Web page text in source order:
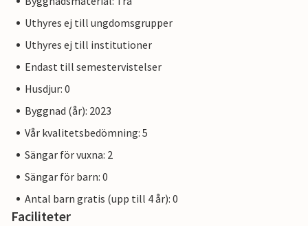
Uthyres ej till ungdomsgrupper
Uthyres ej till institutioner
Endast till semestervistelser
Husdjur: 0
Byggnad (år): 2023
Vår kvalitetsbedömning: 5
Sängar för vuxna: 2
Sängar för barn: 0
Antal barn gratis (upp till 4 år): 0
Faciliteter